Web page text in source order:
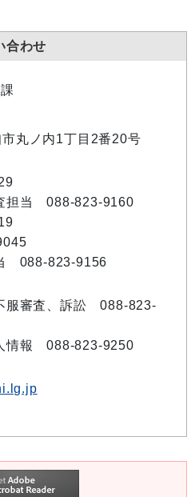
合わせ
丸ノ内1丁目2番20号
担当 088-823-9160
088-823-9156
服審査、訴訟 088-823-
情報 088-823-9250